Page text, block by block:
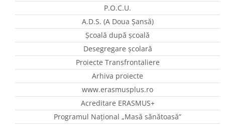
P.O.C.U.
A.D.S. (A Doua Șansă)
Școală după școală
Desegregare școlară
Proiecte Transfrontaliere
Arhiva proiecte
www.erasmusplus.ro
Acreditare ERASMUS+
Programul Național „Masă sănătoasă”